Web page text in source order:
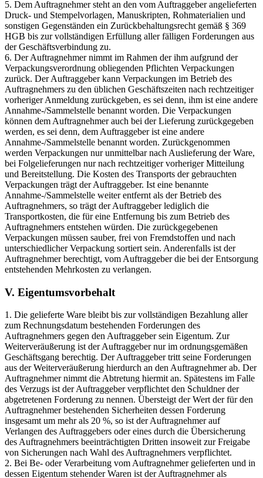
5. Dem Auftragnehmer steht an den vom Auftraggeber angelieferten
Druck- und Stempelvorlagen, Manuskripten, Rohmaterialien und
sonstigen Gegenständen ein Zurückbehaltungsrecht gemäß § 369
HGB bis zur vollständigen Erfüllung aller fälligen Forderungen aus
der Geschäftsverbindung zu.
6. Der Auftragnehmer nimmt im Rahmen der ihm aufgrund der
Verpackungsverordnung obliegenden Pflichten Verpackungen
zurück. Der Auftraggeber kann Verpackungen im Betrieb des
Auftragnehmers zu den üblichen Geschäftszeiten nach rechtzeitiger
vorheriger Anmeldung zurückgeben, es sei denn, ihm ist eine andere
Annahme-/Sammelstelle benannt worden. Die Verpackungen
können dem Auftragnehmer auch bei der Lieferung zurückgegeben
werden, es sei denn, dem Auftraggeber ist eine andere
Annahme-/Sammelstelle benannt worden. Zurückgenommen
werden Verpackungen nur unmittelbar nach Auslieferung der Ware,
bei Folgelieferungen nur nach rechtzeitiger vorheriger Mitteilung
und Bereitstellung. Die Kosten des Transports der gebrauchten
Verpackungen trägt der Auftraggeber. Ist eine benannte
Annahme-/Sammelstelle weiter entfernt als der Betrieb des
Auftragnehmers, so trägt der Auftraggeber lediglich die
Transportkosten, die für eine Entfernung bis zum Betrieb des
Auftragnehmers entstehen würden. Die zurückgegebenen
Verpackungen müssen sauber, frei von Fremdstoffen und nach
unterschiedlicher Verpackung sortiert sein. Anderenfalls ist der
Auftragnehmer berechtigt, vom Auftraggeber die bei der Entsorgung
entstehenden Mehrkosten zu verlangen.
V. Eigentumsvorbehalt
1. Die gelieferte Ware bleibt bis zur vollständigen Bezahlung aller
zum Rechnungsdatum bestehenden Forderungen des
Auftragnehmers gegen den Auftraggeber sein Eigentum. Zur
Weiterveräußerung ist der Auftraggeber nur im ordnungsgemäßen
Geschäftsgang berechtig. Der Auftraggeber tritt seine Forderungen
aus der Weiterveräußerung hierdurch an den Auftragnehmer ab. Der
Auftragnehmer nimmt die Abtretung hiermit an. Spätestens im Falle
des Verzugs ist der Auftraggeber verpflichtet den Schuldner der
abgetretenen Forderung zu nennen. Übersteigt der Wert der für den
Auftragnehmer bestehenden Sicherheiten dessen Forderung
insgesamt um mehr als 20 %, so ist der Auftragnehmer auf
Verlangen des Auftraggebers oder eines durch die Übersicherung
des Auftragnehmers beeinträchtigten Dritten insoweit zur Freigabe
von Sicherungen nach Wahl des Auftragnehmers verpflichtet.
2. Bei Be- oder Verarbeitung vom Auftragnehmer gelieferten und in
dessen Eigentum stehender Waren ist der Auftragnehmer als